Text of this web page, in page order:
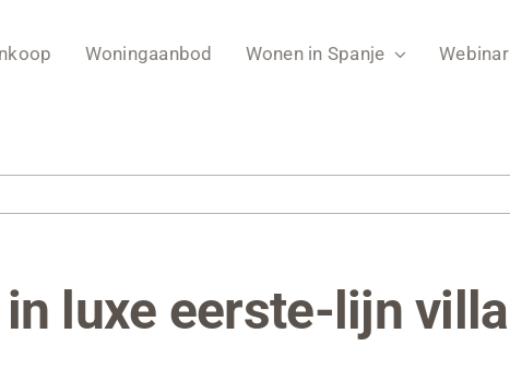
Woningaanbod Wonen in Spanje Webinar
luxe eerste-lijn villa